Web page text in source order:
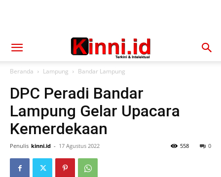
Beranda Lampung Bandar Lampung
DPC Peradi Bandar
Lampung Gelar Upacara
Kemerdekaan
Penulis kinni.id - 17 Agustus 2022 0
558